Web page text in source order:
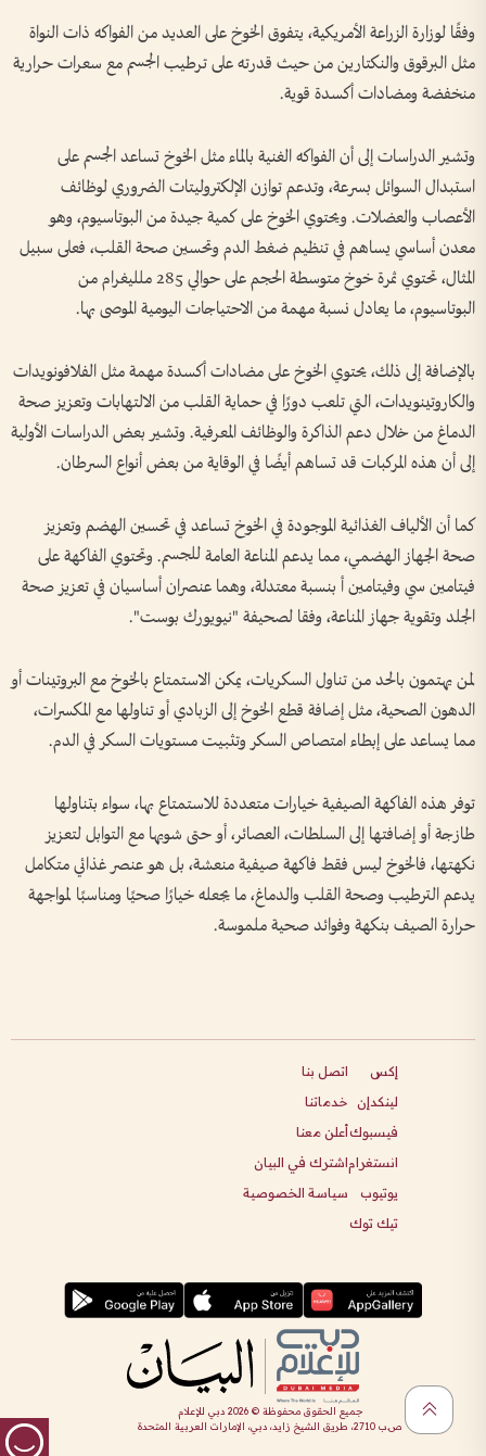
وفقًا لوزارة الزراعة الأمريكية، يتفوق الخوخ على العديد من الفواكه ذات النواة
مثل البرقوق والنكتارين من حيث قدرته على ترطيب الجسم مع سعرات حرارية
منخفضة ومضادات أكسدة قوية.
وتشير الدراسات إلى أن الفواكه الغنية بالماء مثل الخوخ تساعد الجسم على
استبدال السوائل بسرعة، وتدعم توازن الإلكتروليتات الضروري لوظائف
الأعصاب والعضلات. ويحتوي الخوخ على كمية جيدة من البوتاسيوم، وهو
معدن أساسي يساهم في تنظيم ضغط الدم وتحسين صحة القلب، فعلى سبيل
المثال، تحتوي ثمرة خوخ متوسطة الحجم على حوالي 285 ملليغرام من
البوتاسيوم، ما يعادل نسبة مهمة من الاحتياجات اليومية الموصى بها.
بالإضافة إلى ذلك، يحتوي الخوخ على مضادات أكسدة مهمة مثل الفلافونويدات
والكاروتينويدات، التي تلعب دورًا في حماية القلب من الالتهابات وتعزيز صحة
الدماغ من خلال دعم الذاكرة والوظائف المعرفية. وتشير بعض الدراسات الأولية
إلى أن هذه المركبات قد تساهم أيضًا في الوقاية من بعض أنواع السرطان.
كما أن الألياف الغذائية الموجودة في الخوخ تساعد في تحسين الهضم وتعزيز
صحة الجهاز الهضمي، مما يدعم المناعة العامة للجسم. وتحتوي الفاكهة على
فيتامين سي وفيتامين أ بنسبة معتدلة، وهما عنصران أساسيان في تعزيز صحة
الجلد وتقوية جهاز المناعة، وفقا لصحيفة "نيويورك بوست".
لمن يهتمون بالحد من تناول السكريات، يمكن الاستمتاع بالخوخ مع البروتينات أو
الدهون الصحية، مثل إضافة قطع الخوخ إلى الزبادي أو تناولها مع المكسرات،
مما يساعد على إبطاء امتصاص السكر وتثبيت مستويات السكر في الدم.
توفر هذه الفاكهة الصيفية خيارات متعددة للاستمتاع بها، سواء بتناولها
طازجة أو إضافتها إلى السلطات، العصائر، أو حتى شويها مع التوابل لتعزيز
نكهتها، فالخوخ ليس فقط فاكهة صيفية منعشة، بل هو عنصر غذائي متكامل
يدعم الترطيب وصحة القلب والدماغ، ما يجعله خيارًا صحيًا ومناسبًا لمواجهة
حرارة الصيف بنكهة وفوائد صحية ملموسة.
إكس
لينكدإن
فيسبوك
انستغرام
يوتيوب
تيك توك
اتصل بنا
خدماتنا
أعلن معنا
اشترك في البيان
سياسة الخصوصية
جميع الحقوق محفوظة ©2026 دبي للإعلام
ص.ب 2710، طريق الشيخ زايد، دبي، الإمارات العربية المتحدة